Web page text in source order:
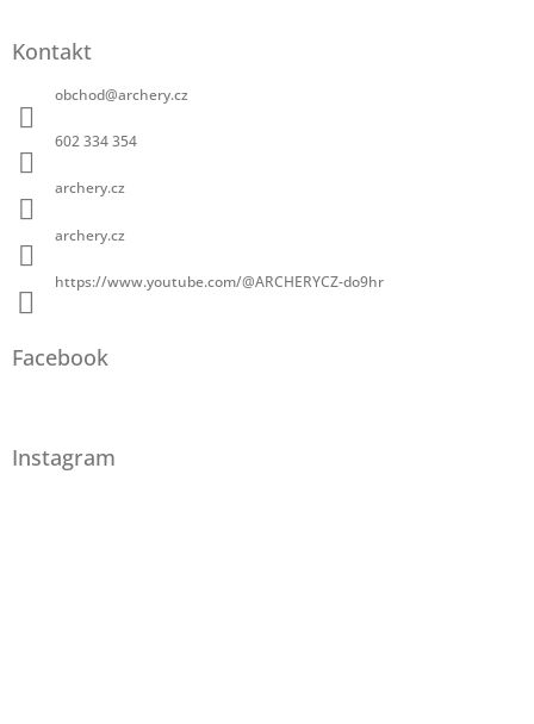
Kontakt
obchod@archery.cz
602 334 354
archery.cz
archery.cz
https://www.youtube.com/@ARCHERYCZ-do9hr
Facebook
Instagram